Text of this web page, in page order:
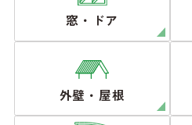
窓・ドア
外壁・屋根